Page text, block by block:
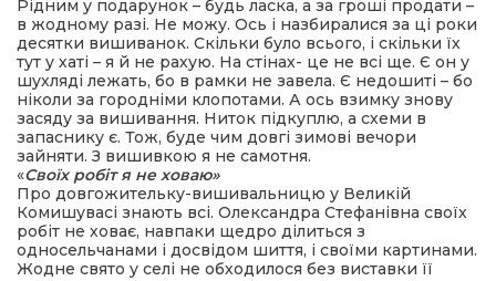
Рідним у подарунок – будь ласка, а за гроші продати –
в жодному разі. Не можу. Ось і назбиралися за ці роки
десятки вишиванок. Скільки було всього, і скільки їх
тут у хаті – я й не рахую. На стінах- це не всі ще. Є он у
шухляді лежать, бо в рамки не завела. Є недошиті – бо
ніколи за городніми клопотами. А ось взимку знову
засяду за вишивання. Ниток підкуплю, а схеми в
запаснику є. Тож, буде чим довгі зимові вечори
зайняти. З вишивкою я не самотня.
«Своїх робіт я не ховаю»
Про довгожительку-вишивальницю у Великій
Комишувасі знають всі. Олександра Стефанівна своїх
робіт не ховає, навпаки щедро ділиться з
односельчанами і досвідом шиття, і своїми картинами.
Жодне свято у селі не обходилося без виставки її